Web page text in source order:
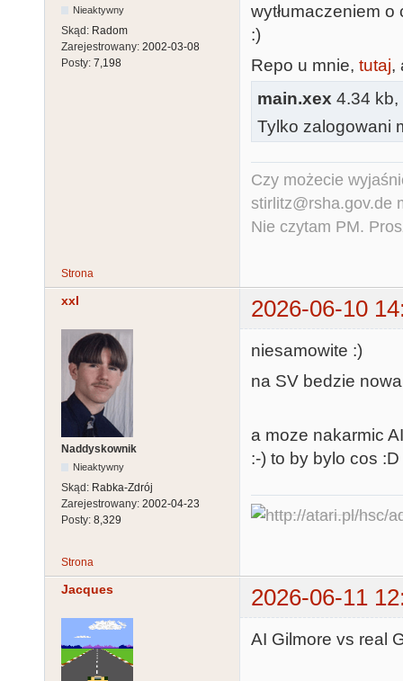
Nieaktywny
Skąd: Radom
Zarejestrowany: 2002-03-08
Posty: 7,198
wytłumaczeniem
:)
Repo u mnie, tutaj,
main.xex 4.34
Tylko zalogowani
Czy możecie
stirlitz@rsha.gov.de
Nie czytam PM.
Strona
xxl 2026-06-10
Naddyskownik
Nieaktywny
Skąd: Rabka-Zdrój
Zarejestrowany: 2002-04-23
Posty: 8,329
niesamowite :)
na SV bedzie
a moze nakarmic
:-) to by bylo cos :D
Strona
Jacques 2026-06-11
AI Gilmore vs real